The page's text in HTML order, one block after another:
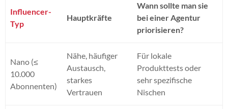
Influencer-
Typ
Hauptkräfte
Wann sollte man sie
bei einer Agentur
priorisieren?
Nano (≤
10.000
Abonnenten)
Nähe, häufiger
Austausch,
starkes
Vertrauen
Für lokale
Produkttests oder
sehr spezifische
Nischen